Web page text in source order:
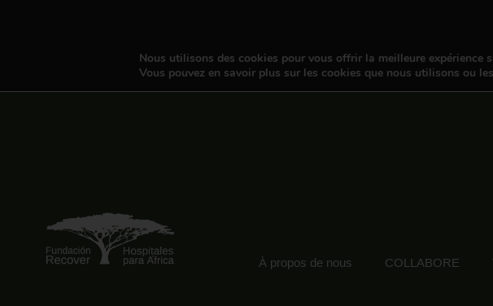
À propos de nous COLLABORE
Nous utilisons des cookies pour vous offrir la meilleure expérience
Vous pouvez en savoir plus sur les cookies que nous utilisons ou